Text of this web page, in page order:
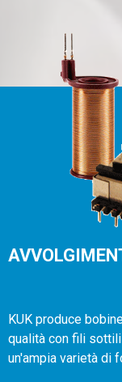
KUK produce
qualità con fili
un'ampia varietà di